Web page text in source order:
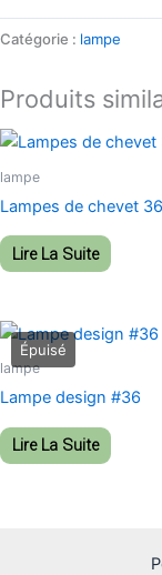
Catégorie : lampe
Produits
lampe
Lampes de chevet 36
Lire La Suite
lampe
Lampe design #36
Lire La Suite